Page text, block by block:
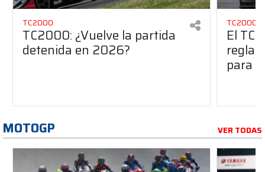
TC2000
TC2000: ¿Vuelve la partida
detenida en 2026?
TC2000
El
para
MOTOGP VER TODAS